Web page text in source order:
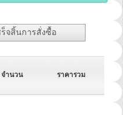
ร็จสิ้นการสั่งซื้อ
จำนวน ราคารวม